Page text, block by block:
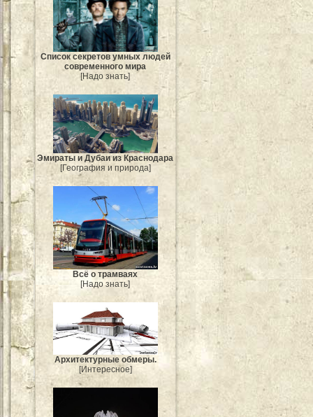
Список секретов умных людей
современного мира
[Надо знать]
Эмираты и Дубаи из Краснодара
[География и природа]
Всё о трамваях
[Надо знать]
Архитектурные обмеры.
[Интересное]